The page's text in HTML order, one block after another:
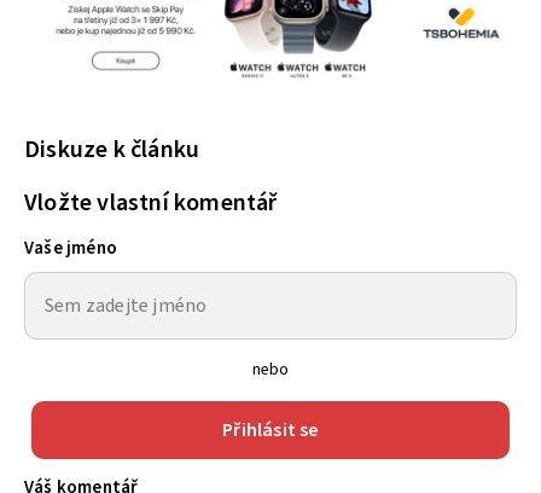
Diskuze k článku
Vložte vlastní komentář
Vaše jméno
nebo
Přihlásit se
Váš komentář